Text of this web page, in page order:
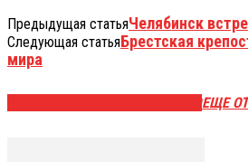
Предыдущая статьяЧелябинск
Следующая статьяБрестская
мира
ЕЩЕ